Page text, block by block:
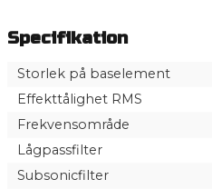
Specifikation
Storlek på baselement
Effekttålighet RMS
Frekvensområde
Lågpassfilter
Subsonicfilter